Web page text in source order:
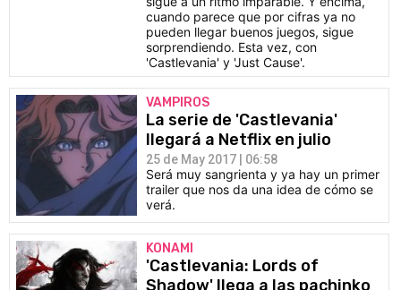
cuando parece que por cifras ya no
pueden llegar buenos juegos, sigue
sorprendiendo. Esta vez, con
'Castlevania' y 'Just Cause'.
VAMPIROS
La serie de 'Castlevania'
llegará a Netflix en julio
25 de May 2017 | 06:58
Será muy sangrienta y ya hay un primer
trailer que nos da una idea de cómo se
verá.
KONAMI
'Castlevania: Lords of
Shadow' llega a las pachinko